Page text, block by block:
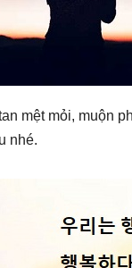
mệt mỏi, muộn
nhé.